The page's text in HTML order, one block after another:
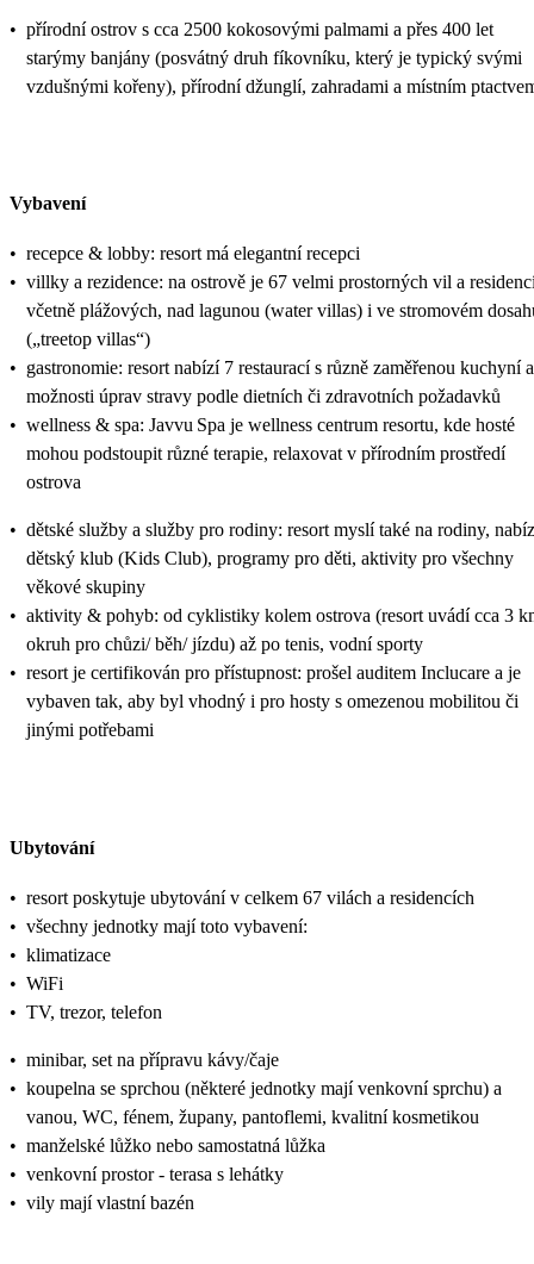
• přírodní ostrov s cca 2500 kokosovými palmami a přes 400 let
starýmy banjány (posvátný druh fíkovníku, který je typický svými
vzdušnými kořeny), přírodní džunglí, zahradami a místním
Vybavení
• recepce & lobby: resort má elegantní recepci
• villky a rezidence: na ostrově je 67 velmi prostorných vil a
včetně plážových, nad lagunou (water villas) i ve stromovém
(„treetop villas“)
• gastronomie: resort nabízí 7 restaurací s různě zaměřenou kuchyní a
možnosti úprav stravy podle dietních či zdravotních požadavků
• wellness & spa: Javvu Spa je wellness centrum resortu, kde hosté
mohou podstoupit různé terapie, relaxovat v přírodním prostředí
ostrova
• dětské služby a služby pro rodiny: resort myslí také na rodiny,
dětský klub (Kids Club), programy pro děti, aktivity pro všechny
věkové skupiny
• aktivity & pohyb: od cyklistiky kolem ostrova (resort uvádí cca 3
okruh pro chůzi/ běh/ jízdu) až po tenis, vodní sporty
• resort je certifikován pro přístupnost: prošel auditem Inclucare a je
vybaven tak, aby byl vhodný i pro hosty s omezenou mobilitou či
jinými potřebami
Ubytování
• resort poskytuje ubytování v celkem 67 vilách a residencích
• všechny jednotky mají toto vybavení:
• klimatizace
• WiFi
• TV, trezor, telefon
• minibar, set na přípravu kávy/čaje
• koupelna se sprchou (některé jednotky mají venkovní sprchu) a
vanou, WC, fénem, župany, pantoflemi, kvalitní kosmetikou
• manželské lůžko nebo samostatná lůžka
• venkovní prostor - terasa s lehátky
• vily mají vlastní bazén